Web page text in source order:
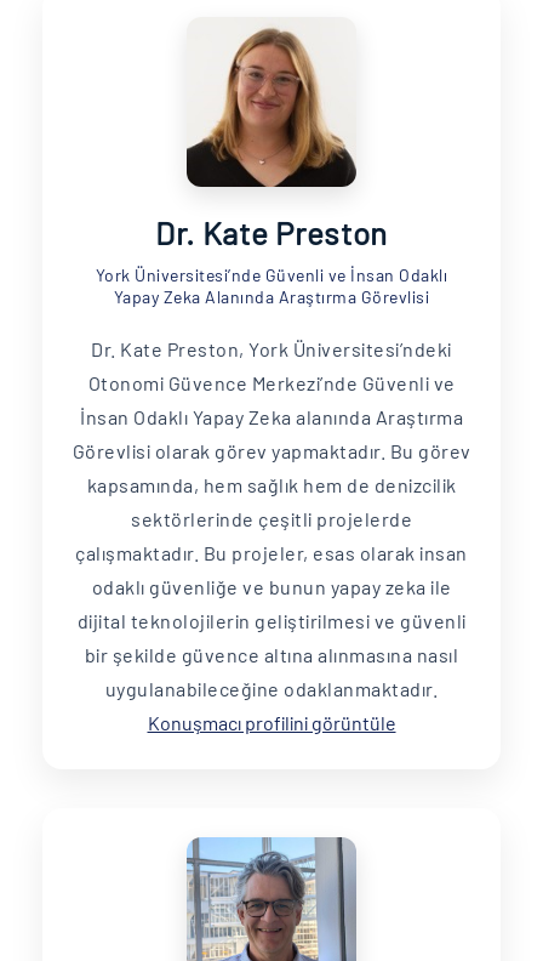
Dr. Kate Preston
York Üniversitesi’nde Güvenli ve İnsan Odaklı
Yapay Zeka Alanında Araştırma Görevlisi
Dr. Kate Preston, York Üniversitesi’ndeki
Otonomi Güvence Merkezi’nde Güvenli ve
İnsan Odaklı Yapay Zeka alanında Araştırma
Görevlisi olarak görev yapmaktadır. Bu görev
kapsamında, hem sağlık hem de denizcilik
sektörlerinde çeşitli projelerde
çalışmaktadır. Bu projeler, esas olarak insan
odaklı güvenliğe ve bunun yapay zeka ile
dijital teknolojilerin geliştirilmesi ve güvenli
bir şekilde güvence altına alınmasına nasıl
uygulanabileceğine odaklanmaktadır.
Konuşmacı profilini görüntüle